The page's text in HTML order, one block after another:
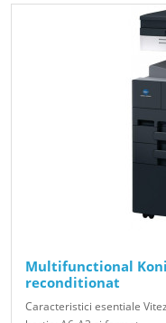
Multifunctional
reconditionat
Caracteristici esentiale